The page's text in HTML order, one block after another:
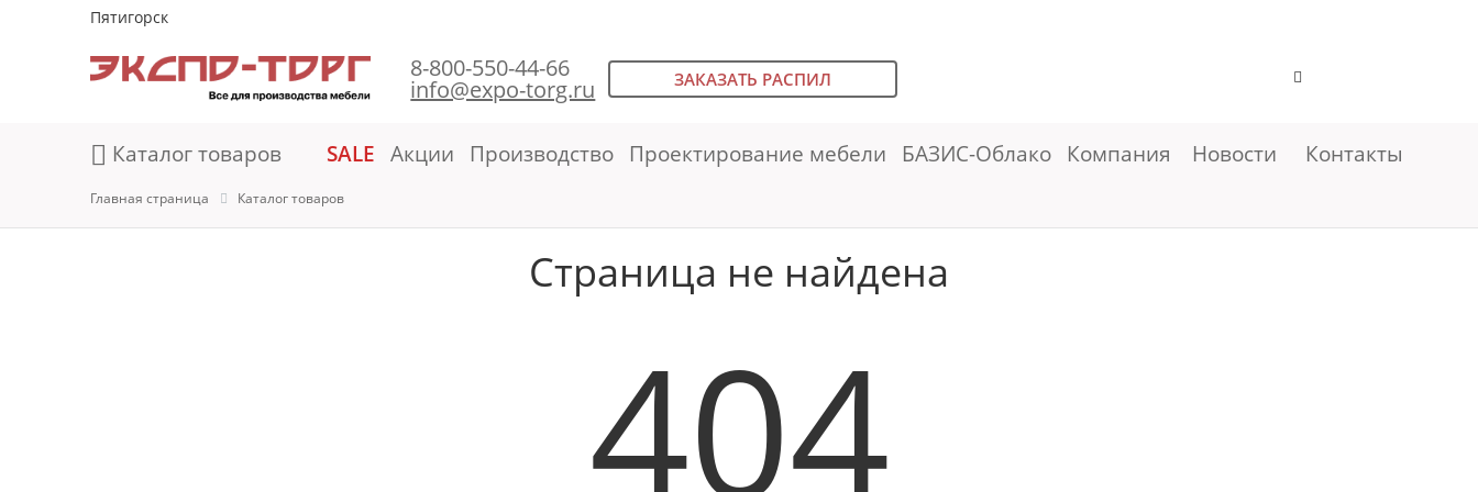
Пятигорск
8-800-550-44-66
info@expo-torg.ru ЗАКАЗАТЬ РАСПИЛ
Каталог товаров SALE Акции Производство Проектирование мебели БАЗИС-Облако Компания Новости Контакты
Главная страница Каталог товаров
Страница не найдена
404